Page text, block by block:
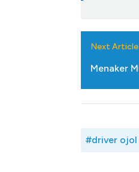
Next Article
Menaker
#driver ojol